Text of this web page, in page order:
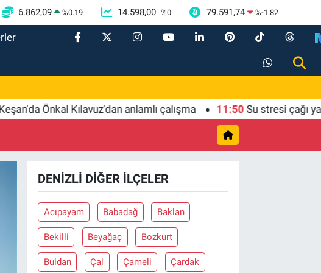
6.862,09 %0.19 14.598,00 %0 79.591,74 %-1.82
Önkal Kılavuz'dan anlamlı çalışma 11:50 Su stresi çağı
DENIZLI DIĞER İLÇELER
Acıpayam Babadağ Baklan
Bekilli Beyağaç Bozkurt
Buldan Çal Çameli Çardak